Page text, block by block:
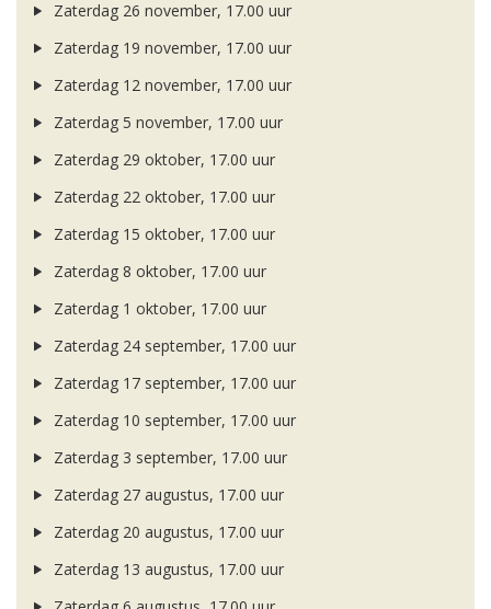
Zaterdag 26 november, 17.00 uur
Zaterdag 19 november, 17.00 uur
Zaterdag 12 november, 17.00 uur
Zaterdag 5 november, 17.00 uur
Zaterdag 29 oktober, 17.00 uur
Zaterdag 22 oktober, 17.00 uur
Zaterdag 15 oktober, 17.00 uur
Zaterdag 8 oktober, 17.00 uur
Zaterdag 1 oktober, 17.00 uur
Zaterdag 24 september, 17.00 uur
Zaterdag 17 september, 17.00 uur
Zaterdag 10 september, 17.00 uur
Zaterdag 3 september, 17.00 uur
Zaterdag 27 augustus, 17.00 uur
Zaterdag 20 augustus, 17.00 uur
Zaterdag 13 augustus, 17.00 uur